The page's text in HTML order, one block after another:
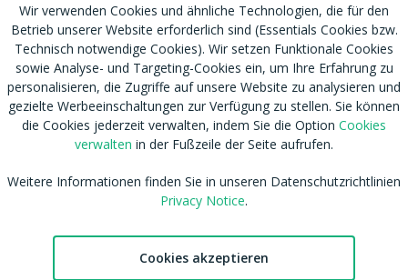
RSS
Shop
Download MDH Chat App
Nutzungsbedingungen
Datenschutzhinweis
Cookies verwalten
CSAM Policy
Leitlinien zu unserem Empfehlungssystem
Wir verwenden Cookies und ähnliche Technologien, die für den
Betrieb unserer Website erforderlich sind (Essentials Cookies bzw.
Technisch notwendige Cookies). Wir setzen Funktionale Cookies
sowie Analyse- und Targeting-Cookies ein, um Ihre Erfahrung zu
personalisieren, die Zugriffe auf unsere Website zu analysieren und
gezielte Werbeeinschaltungen zur Verfügung zu stellen. Sie können
die Cookies jederzeit verwalten, indem Sie die Option Cookies
verwalten in der Fußzeile der Seite aufrufen.
Weitere Informationen finden Sie in unseren Datenschutzrichtlinien
Privacy Notice.
Cookies akzeptieren